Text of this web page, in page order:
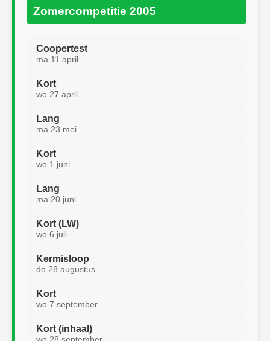
Zomercompetitie 2005
Coopertest
ma 11 april
Kort
wo 27 april
Lang
ma 23 mei
Kort
wo 1 juni
Lang
ma 20 juni
Kort (LW)
wo 6 juli
Kermisloop
do 28 augustus
Kort
wo 7 september
Kort (inhaal)